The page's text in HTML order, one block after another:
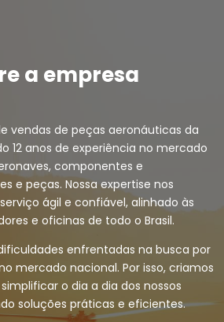
a empresa
vendas de peças aeronáuticas da
12 anos de experiência no mercado
componentes e
e peças. Nossa expertise nos
ágil e confiável, alinhado às
e oficinas de todo o Brasil.
enfrentadas na busca por
mercado nacional. Por isso, criamos
o dia a dia dos nossos
soluções práticas e eficientes.